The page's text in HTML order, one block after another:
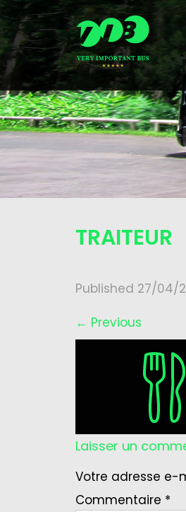
TRAITEUR
Published 27/04/
← Previous
Laisser un
Votre adresse e-
Commentaire *